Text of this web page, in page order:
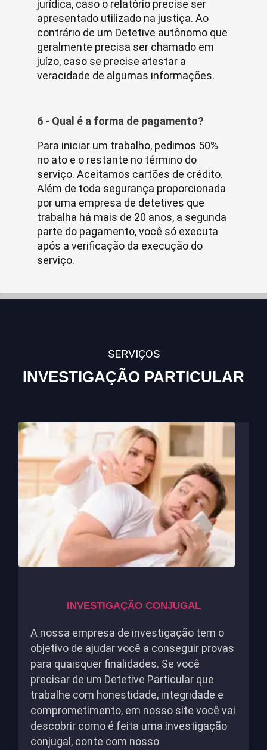
jurídica, caso o relatório precise ser
apresentado utilizado na justiça. Ao
contrário de um Detetive autônomo que
geralmente precisa ser chamado em
juízo, caso se precise atestar a
veracidade de algumas informações.
6 - Qual é a forma de pagamento?
Para iniciar um trabalho, pedimos 50%
no ato e o restante no término do
serviço. Aceitamos cartões de crédito.
Além de toda segurança proporcionada
por uma empresa de detetives que
trabalha há mais de 20 anos, a segunda
parte do pagamento, você só executa
após a verificação da execução do
serviço.
SERVIÇOS
INVESTIGAÇÃO PARTICULAR
INVESTIGAÇÃO CONJUGAL
A nossa empresa de investigação tem o
objetivo de ajudar você a conseguir provas
para quaisquer finalidades. Se você
precisar de um Detetive Particular que
trabalhe com honestidade, integridade e
comprometimento, em nosso site você vai
descobrir como é feita uma investigação
conjugal, conte com nosso